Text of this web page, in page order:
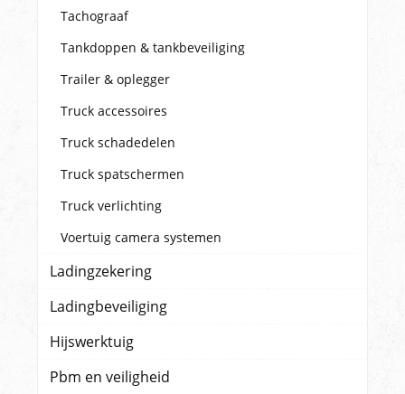
Tachograaf
Tankdoppen & tankbeveiliging
Trailer & oplegger
Truck accessoires
Truck schadedelen
Truck spatschermen
Truck verlichting
Voertuig camera systemen
Ladingzekering
Ladingbeveiliging
Hijswerktuig
Pbm en veiligheid